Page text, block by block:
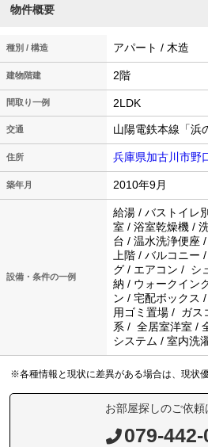
物件概要
種別 / 構造 アパート / 木造
建物階建 2階
間取り一例 2LDK
交通 山陽電鉄本線「浜
住所 兵庫県加古川市野
築年月 2010年9月
設備・条件の一例
給湯 / バストイレ
室 / 浴室乾燥機 /
台 / 温水洗浄便座
上階 / バルコニ
グ / エアコン / シ
納 / ウォークイン
ン / 宅配ボックス
用ゴミ置場 / ガ
系 / 全居室洋室 /
システム / 室内洗
※各種情報と現状に差異がある場合は、現状優
お部屋探しのご依頼
079-442-